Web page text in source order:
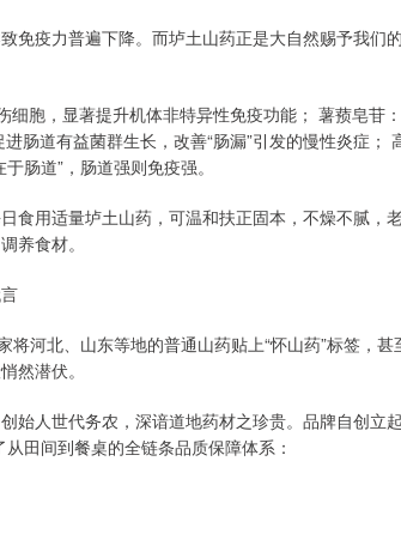
疫力普遍下降。而垆土山药正是大自然赐予我们的
细胞，显著提升机体非特异性免疫功能； 薯蓣皂苷
肠道有益菌群生长，改善“肠漏”引发的慢性炎症；
肠道”，肠道强则免疫强。
食用适量垆土山药，可温和扶正固本，不燥不腻，
养食材。
河北、山东等地的普通山药贴上“怀山药”标签，
然潜伏。
始人世代务农，深谙道地药材之珍贵。品牌自创立
田间到餐桌的全链条品质保障体系：